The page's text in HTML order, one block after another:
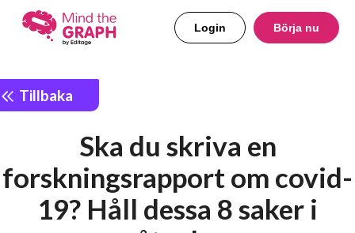
Login Börja nu
Tillbaka
Ska du skriva en
forskningsrapport om covid-
19? Håll dessa 8 saker i